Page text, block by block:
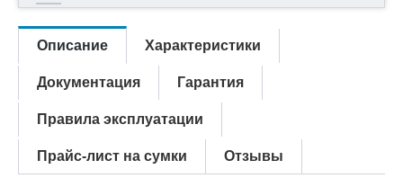
Описание Характеристики
Документация Гарантия
Правила эксплуатации
Прайс-лист на сумки Отзывы